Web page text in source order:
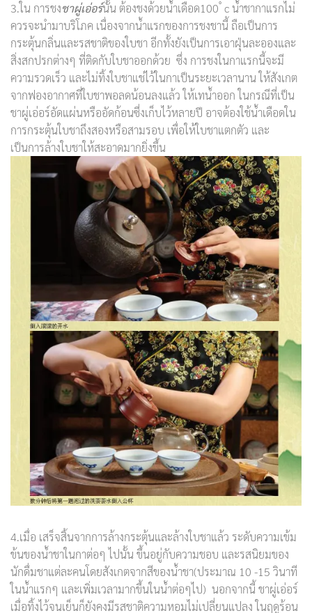
3.ใน การชงชาผู่เอ่อร์นั้น ต้องชงด้วยน้ำเดือด100 ํ c น้ำชากาแรกไม่
ควรจะนำมาบริโภค เนื่องจากน้ำแรกของการชงชานี้ ถือเป็นการ
กระตุ้นกลิ่นและรสชาติของใบชา อีกทั้งยังเป็นการเอาฝุ่นละอองและ
สิ่งสกปรกต่างๆ ที่ติดกับใบชาออกด้วย ซึ่ง การชงในกาแรกนี้จะมี
ความรวดเร็ว และไม่ทิ้งใบชาแช่ไว้ในกาเป็นระยะเวลานาน ให้สังเกต
จากฟองอากาศที่ใบชาพอลดน้อนลงแล้ว ให้เทน้ำออก ในกรณีที่เป็น
ชาผู่เอ่อร์อัดแผ่นหรืออัดก้อนซึ่งเก็บไว้หลายปี อาจต้องใช้น้ำเดือดใน
การกระตุ้นใบชาถึงสองหรือสามรอบ เพื่อให้ใบชาแตกตัว และ
เป็นการล้างใบชาให้สะอาดมากยิ่งขึ้น
4.เมื่อ เสร็จสิ้นจากการล้างกระตุ้นและล้างใบชาแล้ว ระดับความเข้ม
ข้นของน้ำชาในกาต่อๆ ไปนั้น ขึ้นอยู่กับความชอบ และรสนิยมของ
นักดื่มชาแต่ละคนโดยสังเกตจากสีของน้ำชา(ประมาณ 10 -15 วินาที
ในน้ำแรกๆ และเพิ่มเวลามากขึ้นในน้ำต่อๆไป) นอกจากนี้ ชาผู่เอ่อร์
เมื่อทิ้งไว้จนเย็นก็ยังคงมีรสชาติความหอมไม่เปลี่ยนแปลง ในฤดูร้อน